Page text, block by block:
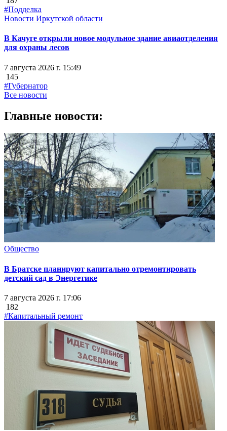
#Подделка
Новости Иркутской области
В Качуге открыли новое модульное здание авиаотделения
для охраны лесов
7 августа 2026 г. 15:49
145
#Губернатор
Все новости
Главные новости:
Общество
В Братске планируют капитально отремонтировать
детский сад в Энергетике
7 августа 2026 г. 17:06
182
#Капитальный ремонт